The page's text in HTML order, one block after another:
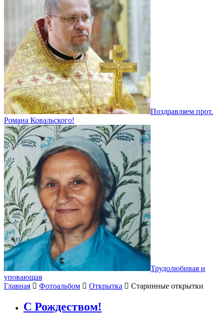
Поздравляем прот.
Романа Ковальского!
Трудолюбивая и
уповающая
Главная
Фотоальбом Открытка Старинные открытки
С Рождеством!